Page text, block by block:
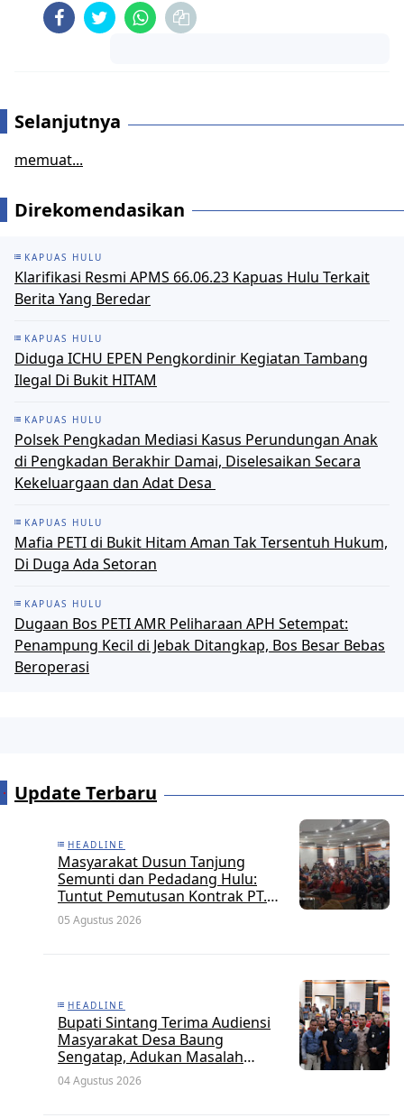
Selanjutnya
memuat...
Direkomendasikan
KAPUAS HULU
Klarifikasi Resmi APMS 66.06.23 Kapuas Hulu Terkait
Berita Yang Beredar
KAPUAS HULU
Diduga ICHU EPEN Pengkordinir Kegiatan Tambang
Ilegal Di Bukit HITAM
KAPUAS HULU
Polsek Pengkadan Mediasi Kasus Perundungan Anak
di Pengkadan Berakhir Damai, Diselesaikan Secara
Kekeluargaan dan Adat Desa ‎
KAPUAS HULU
Mafia PETI di Bukit Hitam Aman Tak Tersentuh Hukum,
Di Duga Ada Setoran
KAPUAS HULU
Dugaan Bos PETI AMR Peliharaan APH Setempat:
Penampung Kecil di Jebak Ditangkap, Bos Besar Bebas
Beroperasi
Update Terbaru
HEADLINE
Masyarakat Dusun Tanjung
Semunti dan Pedadang Hulu:
Tuntut Pemutusan Kontrak PT.
Satya Nusa Indah Perkasa
05 Agustus 2026
HEADLINE
Bupati Sintang Terima Audiensi
Masyarakat Desa Baung
Sengatap, Adukan Masalah
Dengan Investor Perkebunan
04 Agustus 2026